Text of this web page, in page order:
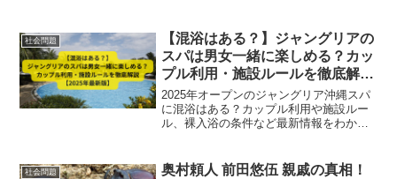
社会問題
【混浴はある？】ジャングリアの
スパは男女一緒に楽しめる？カッ
プル利用・施設ルールを徹底解説
【2025年最新版】
2025年オープンのジャングリア沖縄スパ
に混浴はある？カップル利用や施設ルー
ル、裸入浴の条件など最新情報をわかり
社会問題
奥村頼人 前田悠伍 親戚の真相！